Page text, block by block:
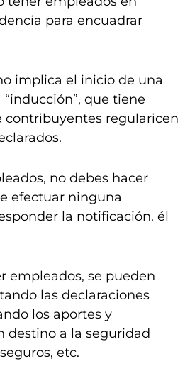
para encuadrar
implica el inicio de una
que tiene
contribuyentes regularicen
no debes hacer
efectuar ninguna
la notificación. él
empleados, se pueden
las declaraciones
los aportes y
destino a la seguridad
etc.